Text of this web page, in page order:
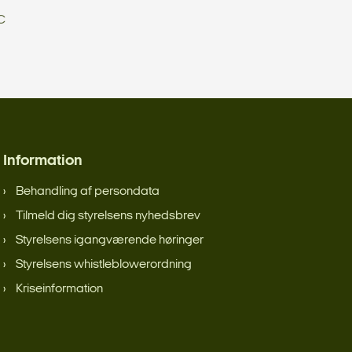
Information
Behandling af persondata
Tilmeld dig styrelsens nyhedsbrev
Styrelsens igangværende høringer
Styrelsens whistleblowerordning
Kriseinformation